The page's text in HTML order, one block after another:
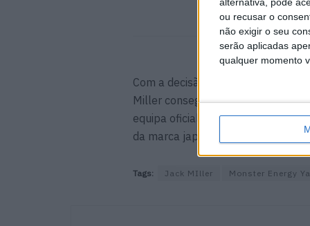
ou recusar o
não exigir o seu
serão aplicadas
qualquer momento
Com a decisão prevista para o
Miller conseguirá manter o seu
equipa oficial da Yamaha, numa
da marca japonesa no MotoGP.
Tags: Jack MIller Monster Energy